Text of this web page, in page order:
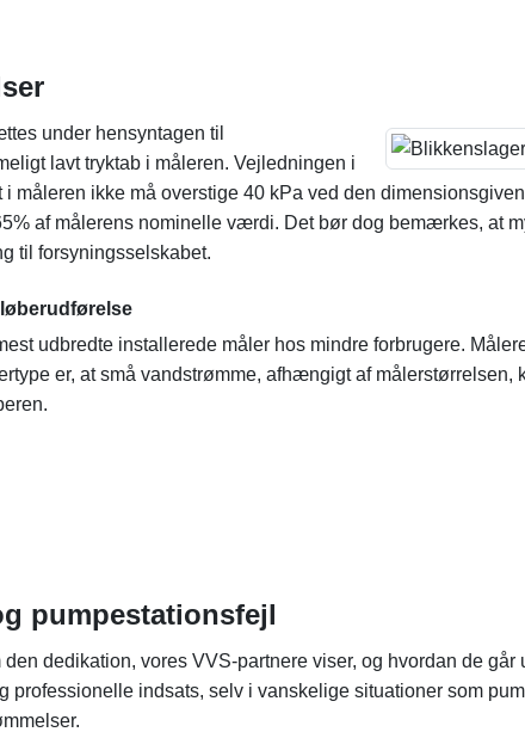
under hensyntagen til
lavt tryktab i måleren. Vejledningen i
i måleren ikke må overstige 40 kPa ved den
af målerens nominelle værdi. Det bør dog bemærkes, at
til forsyningsselskabet.
udbredte installerede måler hos mindre forbrugere.
er, at små vandstrømme, afhængigt af
pumpestationsfejl
dedikation, vores VVS-partnere viser, og hvordan de
professionelle indsats, selv i vanskelige situationer som